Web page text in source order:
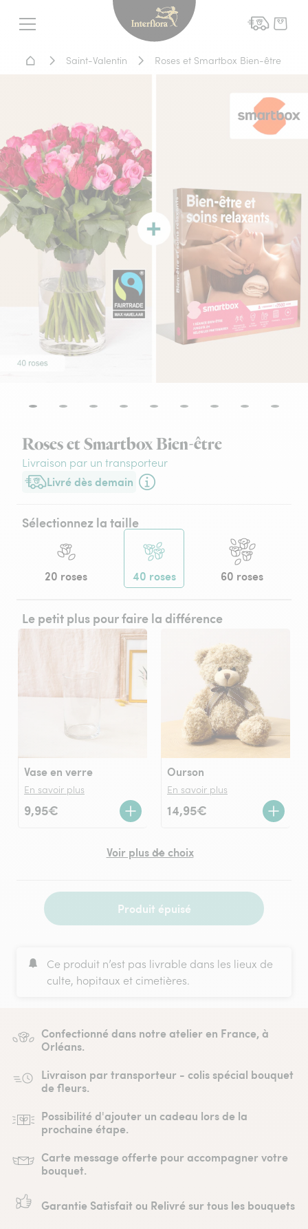
Menu
Interflora - livraison
Accueil - Livraison fleurs
Saint-Valentin Roses et Smartbox Bien-être
Roses et Smartbox Bien-être
Livraison par un transporteur
Livré dès demain
Livraison dès demain (pour toute commande passée avant
Sélectionnez la taille
20 roses 40 roses 60 roses
Le petit plus pour faire la différence
Vase en verre
En savoir plus
9,95€
Ourson
En savoir plus
14,95€
Voir plus de choix
Produit épuisé
Ce produit n’est pas livrable dans les lieux de
culte, hopitaux et cimetières.
Confectionné dans notre atelier en France, à
Orléans.
Livraison par transporteur - colis spécial bouquet
de fleurs.
Possibilité d'ajouter un cadeau lors de la
prochaine étape.
Carte message offerte pour accompagner votre
bouquet.
Garantie Satisfait ou Relivré sur tous les bouquets